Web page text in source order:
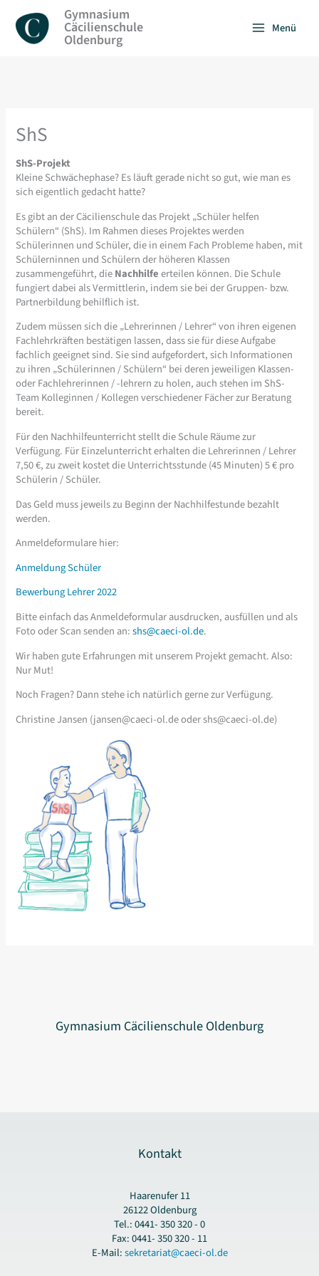
Inhalt
springen
Gymnasium
Cäcilienschule
Oldenburg
Menü
ShS
ShS-Projekt
Kleine Schwächephase? Es läuft gerade nicht so gut, wie man es
sich eigentlich gedacht hatte?
Es gibt an der Cäcilienschule das Projekt „Schüler helfen
Schülern“ (ShS). Im Rahmen dieses Projektes werden
Schülerinnen und Schüler, die in einem Fach Probleme haben, mit
Schülerninnen und Schülern der höheren Klassen
zusammengeführt, dieNachhilfeerteilen können. Die Schule
fungiert dabei als Vermittlerin, indem sie bei der Gruppen- bzw.
Partnerbildung behilflich ist.
Zudem müssen sich die „Lehrerinnen / Lehrer“ von ihren eigenen
Fachlehrkräften bestätigen lassen, dass sie für diese Aufgabe
fachlich geeignet sind. Sie sind aufgefordert, sich Informationen
zu ihren „Schülerinnen / Schülern“ bei deren jeweiligen Klassen-
oder Fachlehrerinnen / -lehrern zu holen, auch stehen im ShS-
Team Kolleginnen / Kollegen verschiedener Fächer zur Beratung
bereit.
Für den Nachhilfeunterricht stellt die Schule Räume zur
Verfügung. Für Einzelunterricht erhalten die Lehrerinnen / Lehrer
7,50 €, zu zweit kostet die Unterrichtsstunde (45 Minuten) 5 € pro
Schülerin / Schüler.
Das Geld muss jeweils zu Beginn der Nachhilfestunde bezahlt
werden.
Anmeldeformulare hier:
Anmeldung Schüler
Bewerbung Lehrer 2022
Bitte einfach das Anmeldeformular ausdrucken, ausfüllen und als
Foto oder Scan senden an:shs@caeci-ol.de.
Wir haben gute Erfahrungen mit unserem Projekt gemacht. Also:
Nur Mut!
Noch Fragen? Dann stehe ich natürlich gerne zur Verfügung.
Christine Jansen (jansen@caeci-ol.deodershs@caeci-ol.de)
Gymnasium Cäcilienschule Oldenburg
Kontakt
Haarenufer 11
26122 Oldenburg
Tel.: 0441- 350 320 - 0
Fax: 0441- 350 320 - 11
E-Mail:sekretariat@caeci-ol.de